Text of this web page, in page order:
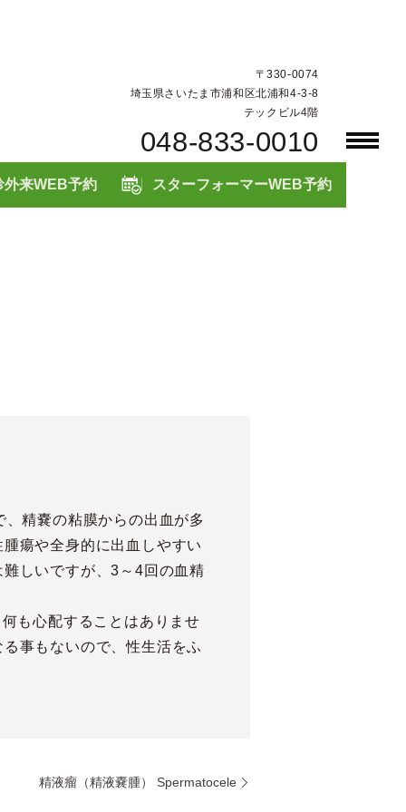
〒330-0074
埼玉県さいたま市浦和区北浦和4-3-8
テックビル4階
048-833-0010
外来WEB予約 スターフォーマーWEB予約
精嚢の粘膜からの出血が多
瘍や全身的に出血しやすい
しいですが、3～4回の血精
も心配することはありませ
事もないので、性生活をふ
精液瘤（精液嚢腫） Spermatocele